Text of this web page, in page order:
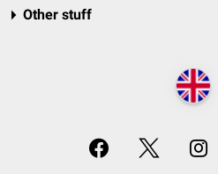
Other stuff